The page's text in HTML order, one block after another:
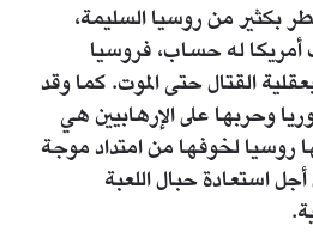
بكثير من روسيا السليمة،
له حساب، فروسيا
القتال حتى الموت. كما وقد
وحربها على الإرهابيين هي
روسيا لخوفها من امتداد موجة
استعادة حبال اللعبة